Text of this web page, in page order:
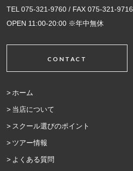
TEL 075-321-9760 / FAX 075-321-9716
OPEN 11:00-20:00 ※年中無休
CONTACT
ホーム
当店について
スクール選びのポイント
ツアー情報
よくある質問